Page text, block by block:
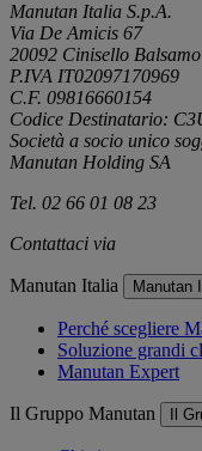
Manutan Italia S.p.A.
Via De Amicis 67
20092 Cinisello
P.IVA IT02097170969
C.F. 09816660154
Codice Destinatario:
Società a socio unico
Manutan Holding SA
Tel. 02 66 01 08 23
Contattaci via
Manutan Italia Manutan
Perché scegliere
Soluzione grandi
Manutan Expert
Il Gruppo Manutan Il